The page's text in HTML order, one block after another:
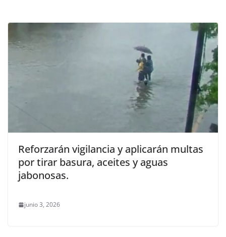
Reforzarán vigilancia y aplicarán multas
por tirar basura, aceites y aguas
jabonosas.
junio 3, 2026